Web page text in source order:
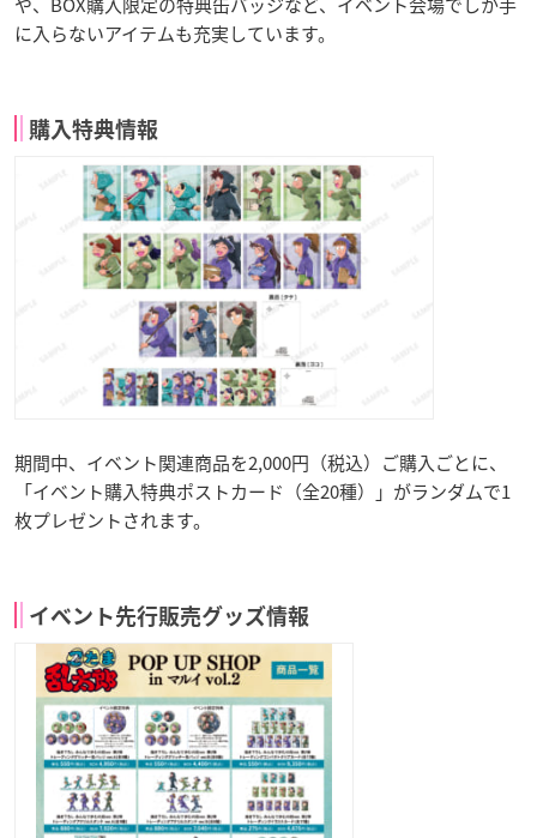
に入らないアイテムも充実しています。
購入特典情報
期間中、イベント関連商品を2,000円（税込）ご購入ごとに、
「イベント購入特典ポストカード（全20種）」がランダムで1
枚プレゼントされます。
イベント先行販売グッズ情報